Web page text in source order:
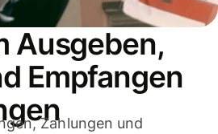
Ausgeben,
Empfangen
Zahlungen und